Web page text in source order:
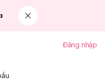
Đăng nhập